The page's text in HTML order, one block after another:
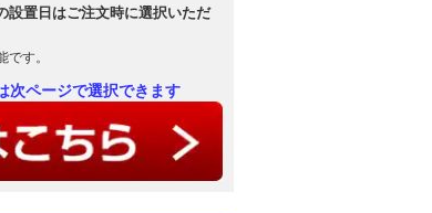
設置日はご注文時に選択いただ
す。
次ページで選択できます